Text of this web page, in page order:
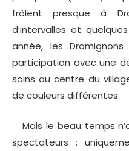
frôlent presque à
d’intervalles et
année, les
participation avec une
soins au centre du
de couleurs différentes.
Mais le beau temps
spectateurs :